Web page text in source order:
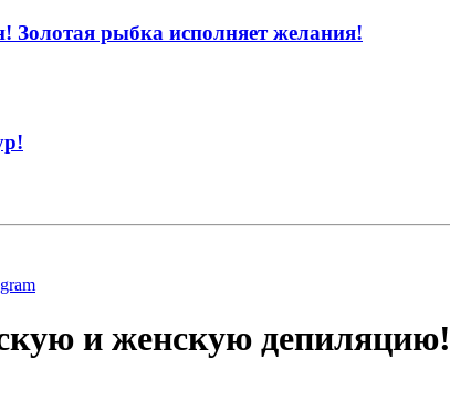
рыбка исполняет желания!
и женскую депиляцию!